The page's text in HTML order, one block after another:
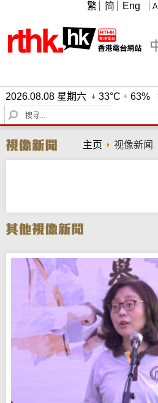
A
繁 简 Eng
2026.08.08 星期六 33°C
63%
S
e
r
c
主页 视像新闻